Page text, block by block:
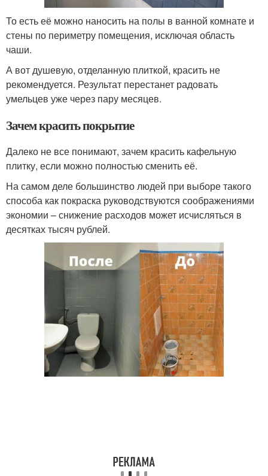
То есть её можно наносить на полы в ванной комнате и
стены по периметру помещения, исключая область
чаши.
А вот душевую, отделанную плиткой, красить не
рекомендуется. Результат перестанет радовать
умельцев уже через пару месяцев.
Зачем красить покрытие
Далеко не все понимают, зачем красить кафельную
плитку, если можно полностью сменить её.
На самом деле большинство людей при выборе такого
способа как покраска руководствуются соображениями
экономии – снижение расходов может исчисляться в
десятках тысяч рублей.